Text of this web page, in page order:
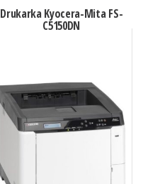
Drukarka Kyocera-Mita FS-
C5150DN